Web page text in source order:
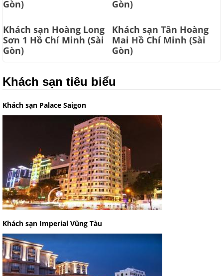
Gòn)
Gòn)
Khách sạn Hoàng Long
Sơn 1 Hồ Chí Minh (Sài
Gòn)
Khách sạn Tân Hoàng
Mai Hồ Chí Minh (Sài
Gòn)
Khách sạn tiêu biểu
Khách sạn Palace Saigon
Khách sạn Imperial Vũng Tàu